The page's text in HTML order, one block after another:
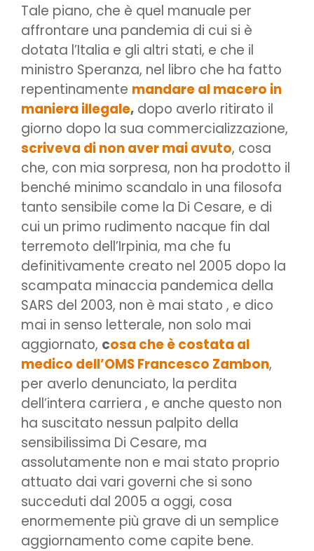
Tale piano, che è quel manuale per
affrontare una pandemia di cui si è
dotata l’Italia e gli altri stati, e che il
ministro Speranza, nel libro che ha fatto
repentinamente mandare al macero in
maniera illegale, dopo averlo ritirato il
giorno dopo la sua commercializzazione,
scriveva di non aver mai avuto, cosa
che, con mia sorpresa, non ha prodotto il
benché minimo scandalo in una filosofa
tanto sensibile come la Di Cesare, e di
cui un primo rudimento nacque fin dal
terremoto dell’Irpinia, ma che fu
definitivamente creato nel 2005 dopo la
scampata minaccia pandemica della
SARS del 2003, non è mai stato , e dico
mai in senso letterale, non solo mai
aggiornato, cosa che è costata al
medico dell’OMS Francesco Zambon,
per averlo denunciato, la perdita
dell’intera carriera , e anche questo non
ha suscitato nessun palpito della
sensibilissima Di Cesare, ma
assolutamente non e mai stato proprio
attuato dai vari governi che si sono
succeduti dal 2005 a oggi, cosa
enormemente più grave di un semplice
aggiornamento come capite bene.